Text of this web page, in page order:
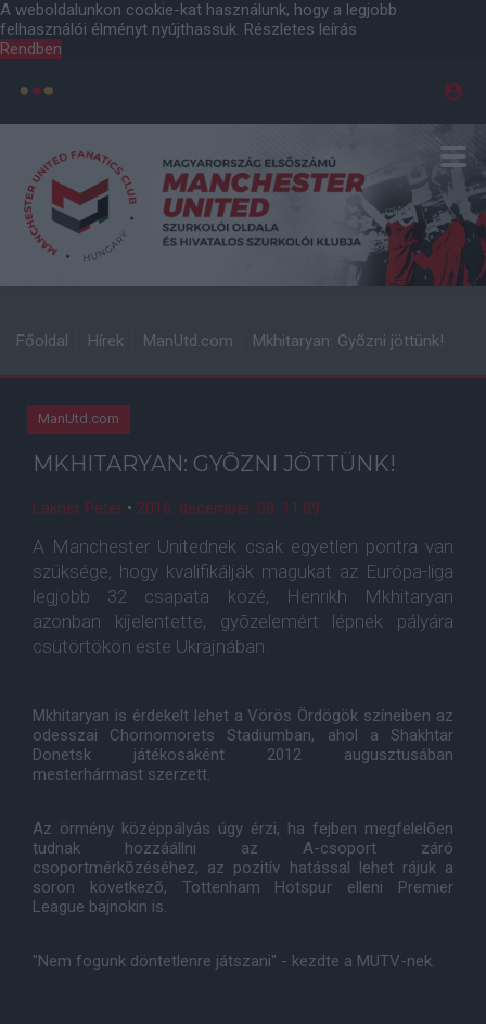
A weboldalunkon cookie-kat használunk, hogy a legjobb
felhasználói élményt nyújthassuk. Részletes leírás
Rendben
Főoldal Hírek ManUtd.com Mkhitaryan: Gyõzni jöttünk!
ManUtd.com
MKHITARYAN: GYÕZNI JÖTTÜNK!
Lakner Péter • 2016. december. 08. 11:09
A Manchester Unitednek csak egyetlen pontra van
szüksége, hogy kvalifikálják magukat az Európa-liga
legjobb 32 csapata közé, Henrikh Mkhitaryan
azonban kijelentette, gyõzelemért lépnek pályára
csütörtökön este Ukrajnában.
Mkhitaryan is érdekelt lehet a Vörös Ördögök színeiben az
odesszai Chornomorets Stadiumban, ahol a Shakhtar
Donetsk játékosaként 2012 augusztusában
mesterhármast szerzett.
Az örmény középpályás úgy érzi, ha fejben megfelelõen
tudnak hozzáállni az A-csoport záró
csoportmérkõzéséhez, az pozitív hatással lehet rájuk a
soron következõ, Tottenham Hotspur elleni Premier
League bajnokin is.
"Nem fogunk döntetlenre játszani" - kezdte a MUTV-nek.